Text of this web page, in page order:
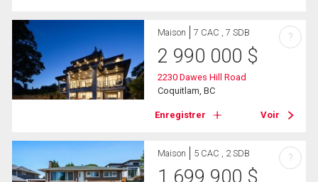
Maison 7 CAC , 7 SDB
2 990 000 $
2230 Dawes Hill Road
Coquitlam, BC
Enregistrer Voir
?
Maison 5 CAC , 2 SDB
1 699 900 $
?